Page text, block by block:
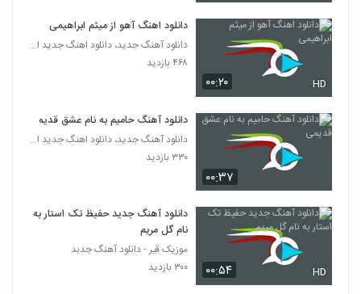
۰۰:۲۰ HD
دانلود اهنگ آهو از میثم ابراهیمی
دانلود آهنگ جدید، دانلود اهنگ جدید ایرانی
۴۶۸ بازدید
۰۰:۳۷
دانلود آهنگ حامیم به نام عشق قدیمی
دانلود آهنگ جدید، دانلود اهنگ جدید ایرانی
۳۳۰ بازدید
۰۰:۵۴ HD
دانلود آهنگ جدید حفیظ تک استار به
نام گل مریم
موزیک قیر - دانلود آهنگ جدبد
۳۰۰ بازدید